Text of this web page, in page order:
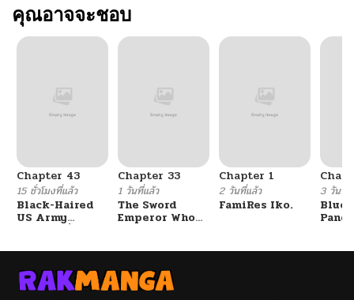
คุณอาจจะชอบ
Chapter 43
15 ชั่วโมงที่แล้ว
Black-Haired
US Army
Chapter 33
1 วันที่แล้ว
The Sword
Emperor Who
จักรพรรดิเทพดาบ
ผงาดเหนือชาติภพ
Chapter 1
2 วันที่แล้ว
FamiRes Iko.
3 วันที่
Blue